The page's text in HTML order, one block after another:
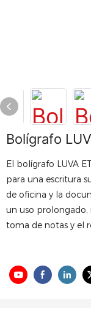
Bolígrafo
El bolígrafo LUVA
para una escritura
de oficina y la
un uso
toma de notas y el